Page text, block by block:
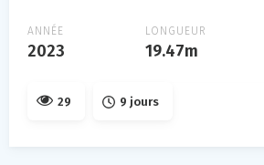
ANNÉE
2023
LONGUEUR
19.47m
29 9 jours